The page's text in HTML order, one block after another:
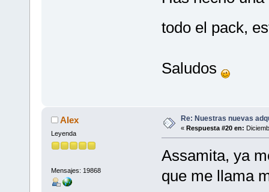
todo el pack,
Saludos
Alex
Leyenda
Mensajes: 19868
Re: Nuestras nuevas
« Respuesta #20 en:
Assamita, ya
que me llama